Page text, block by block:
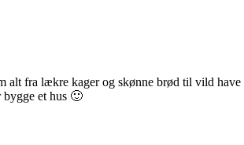
fra lækre kager og skønne brød til vild
bygge et hus 🙂